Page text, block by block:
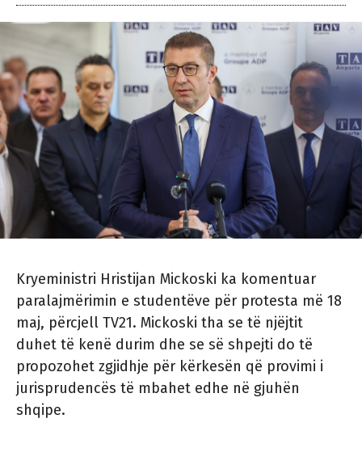
Kryeministri Hristijan Mickoski ka komentuar
paralajmërimin e studentëve për protesta më 18
maj, përcjell TV21. Mickoski tha se të njëjtit
duhet të kenë durim dhe se së shpejti do të
propozohet zgjidhje për kërkesën që provimi i
jurisprudencës të mbahet edhe në gjuhën
shqipe.